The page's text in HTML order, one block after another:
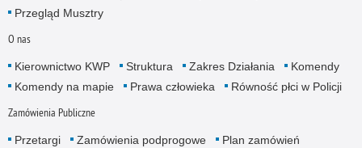
Przegląd Musztry
O nas
Kierownictwo KWP Struktura Zakres Działania
Komendy
Komendy na mapie
Prawa człowieka Równość płci w Policji
Zamówienia Publiczne
Przetargi Zamówienia podprogowe
Plan zamówień